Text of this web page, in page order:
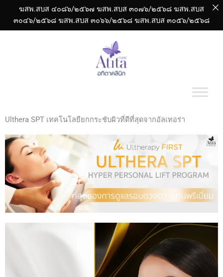
ฆสพ.สบส ๔๐๘๖/๒๕๖๗ ฆสพ.สบส ๓๐๗๖/๒๕๖๘ ฆสพ.สบส
๓๐๔๖/๒๕๖๘ ฆสพ.สบส ๓๐๖๖/๒๕๖๘ ฆสพ.สบส ๓๐๕๖/๒๕๖๘
Ulthera SPT เทคโนโลยียกกระชับผิวที่ดีที่สุดจากอัลเทอร่า